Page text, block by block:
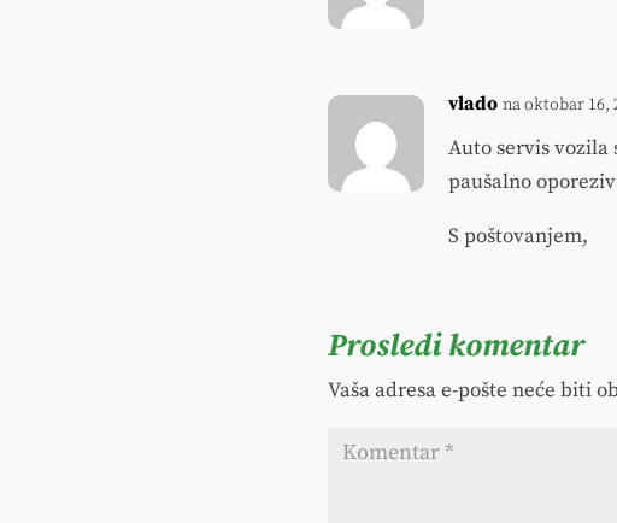
vlado na oktobar 16,
Auto servis vozila
paušalno
S poštovanjem,
Prosledi komentar
Vaša adresa e-pošte neće biti